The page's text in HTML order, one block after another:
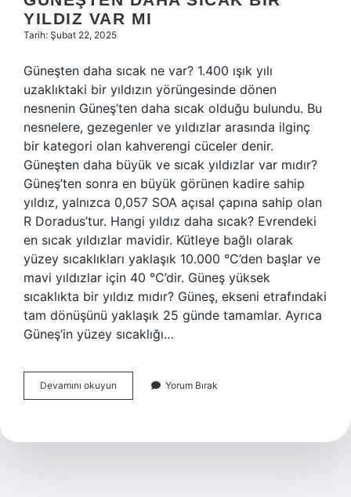
YILDIZ VAR MI
Tarih: Şubat 22, 2025
Güneşten daha sıcak ne var? 1.400 ışık yılı
uzaklıktaki bir yıldızın yörüngesinde dönen
nesnenin Güneş’ten daha sıcak olduğu bulundu. Bu
nesnelere, gezegenler ve yıldızlar arasında ilginç
bir kategori olan kahverengi cüceler denir.
Güneşten daha büyük ve sıcak yıldızlar var mıdır?
Güneş’ten sonra en büyük görünen kadire sahip
yıldız, yalnızca 0,057 SOA açısal çapına sahip olan
R Doradus’tur. Hangi yıldız daha sıcak? Evrendeki
en sıcak yıldızlar mavidir. Kütleye bağlı olarak
yüzey sıcaklıkları yaklaşık 10.000 °C’den başlar ve
mavi yıldızlar için 40 °C’dir. Güneş yüksek
sıcaklıkta bir yıldız mıdır? Güneş, ekseni etrafındaki
tam dönüşünü yaklaşık 25 günde tamamlar. Ayrıca
Güneş’in yüzey sıcaklığı…
Devamını okuyun Güneşten
Daha
Yıldız
Yorum Bırak